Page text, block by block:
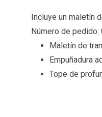
Incluye un maletín
Número de pedido:
Maletín de
Empuñadura
Tope de